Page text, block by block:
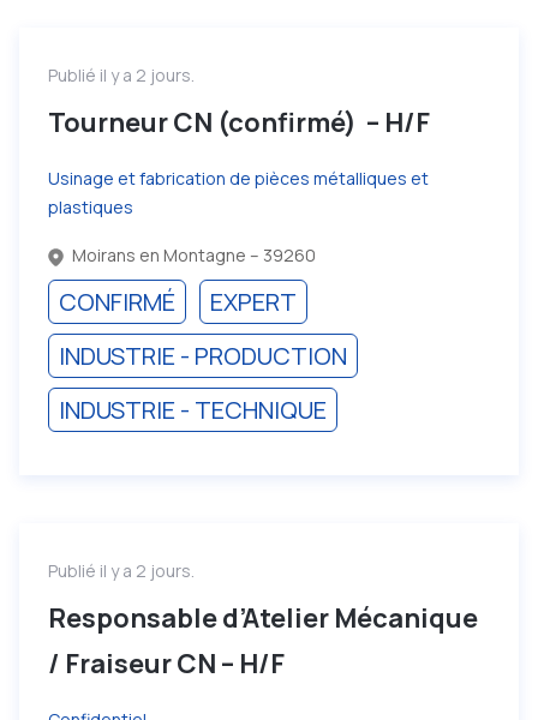
Publié il y a 2 jours.
Tourneur CN (confirmé) – H/F
Usinage et fabrication de pièces métalliques et
plastiques
Moirans en Montagne – 39260
CONFIRMÉ
EXPERT
INDUSTRIE - PRODUCTION
INDUSTRIE - TECHNIQUE
Publié il y a 2 jours.
Responsable d’Atelier Mécanique
/ Fraiseur CN – H/F